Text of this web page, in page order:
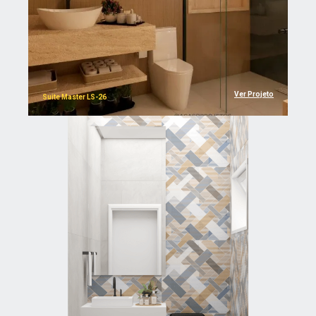
Suite Master LS-26 Ver Projeto